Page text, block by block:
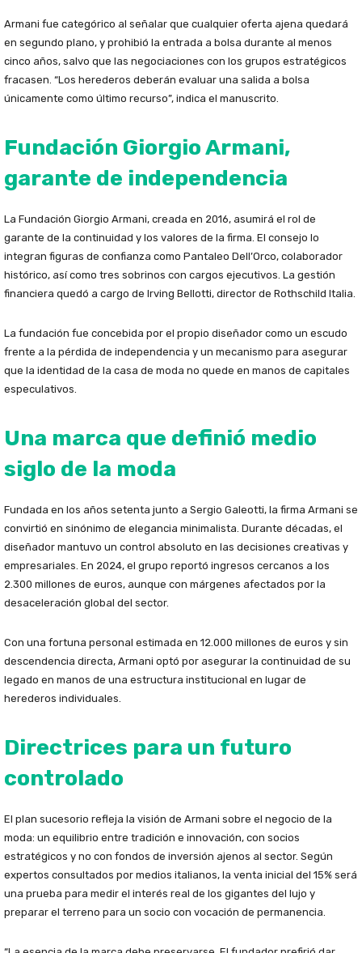
Armani fue categórico al señalar que cualquier oferta ajena quedará
en segundo plano, y prohibió la entrada a bolsa durante al menos
cinco años, salvo que las negociaciones con los grupos estratégicos
fracasen. “Los herederos deberán evaluar una salida a bolsa
únicamente como último recurso”, indica el manuscrito.
Fundación Giorgio Armani,
garante de independencia
La Fundación Giorgio Armani, creada en 2016, asumirá el rol de
garante de la continuidad y los valores de la firma. El consejo lo
integran figuras de confianza como Pantaleo Dell’Orco, colaborador
histórico, así como tres sobrinos con cargos ejecutivos. La gestión
financiera quedó a cargo de Irving Bellotti, director de Rothschild Italia.
La fundación fue concebida por el propio diseñador como un escudo
frente a la pérdida de independencia y un mecanismo para asegurar
que la identidad de la casa de moda no quede en manos de capitales
especulativos.
Una marca que definió medio
siglo de la moda
Fundada en los años setenta junto a Sergio Galeotti, la firma Armani se
convirtió en sinónimo de elegancia minimalista. Durante décadas, el
diseñador mantuvo un control absoluto en las decisiones creativas y
empresariales. En 2024, el grupo reportó ingresos cercanos a los
2.300 millones de euros, aunque con márgenes afectados por la
desaceleración global del sector.
Con una fortuna personal estimada en 12.000 millones de euros y sin
descendencia directa, Armani optó por asegurar la continuidad de su
legado en manos de una estructura institucional en lugar de
herederos individuales.
Directrices para un futuro
controlado
El plan sucesorio refleja la visión de Armani sobre el negocio de la
moda: un equilibrio entre tradición e innovación, con socios
estratégicos y no con fondos de inversión ajenos al sector. Según
expertos consultados por medios italianos, la venta inicial del 15% será
una prueba para medir el interés real de los gigantes del lujo y
preparar el terreno para un socio con vocación de permanencia.